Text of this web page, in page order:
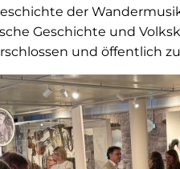
der
Geschichte und
und öffentlich